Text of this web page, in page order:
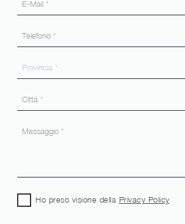
Ho preso visione della Privacy Policy